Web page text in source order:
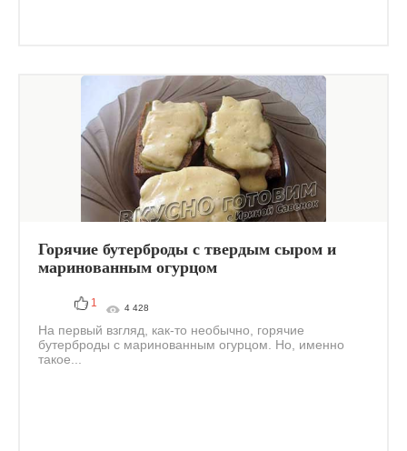
Горячие бутерброды с твердым сыром и
маринованным огурцом
1 4 428
На первый взгляд, как-то необычно, горячие
бутерброды с маринованным огурцом. Но, именно
такое...